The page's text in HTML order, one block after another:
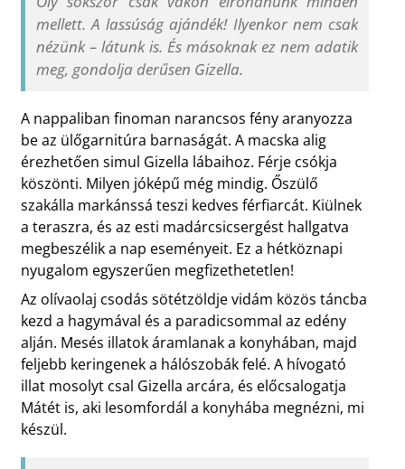
mellett. A lassúság ajándék! Ilyenkor nem csak
nézünk – látunk is. És másoknak ez nem adatik
meg, gondolja derűsen Gizella.
A nappaliban finoman narancsos fény aranyozza
be az ülőgarnitúra barnaságát. A macska alig
érezhetően simul Gizella lábaihoz. Férje csókja
köszönti. Milyen jóképű még mindig. Őszülő
szakálla markánssá teszi kedves férfiarcát. Kiülnek
a teraszra, és az esti madárcsicsergést hallgatva
megbeszélik a nap eseményeit. Ez a hétköznapi
nyugalom egyszerűen megfizethetetlen!
Az olívaolaj csodás sötétzöldje vidám közös táncba
kezd a hagymával és a paradicsommal az edény
alján. Mesés illatok áramlanak a konyhában, majd
feljebb keringenek a hálószobák felé. A hívogató
illat mosolyt csal Gizella arcára, és előcsalogatja
Mátét is, aki lesomfordál a konyhába megnézni, mi
készül.